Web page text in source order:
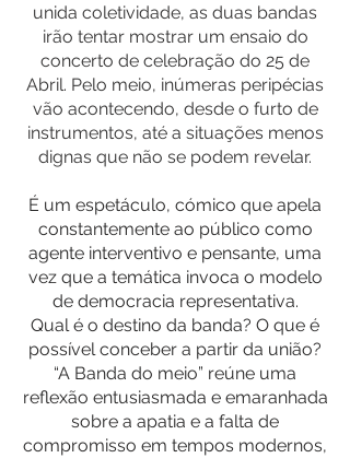
unida coletividade, as duas bandas
irão tentar mostrar um ensaio do
concerto de celebração do 25 de
Abril. Pelo meio, inúmeras peripécias
vão acontecendo, desde o furto de
instrumentos, até a situações menos
dignas que não se podem revelar.
É um espetáculo, cómico que apela
constantemente ao público como
agente interventivo e pensante, uma
vez que a temática invoca o modelo
de democracia representativa.
Qual é o destino da banda? O que é
possível conceber a partir da união?
“A Banda do meio” reúne uma
reflexão entusiasmada e emaranhada
sobre a apatia e a falta de
compromisso em tempos modernos,